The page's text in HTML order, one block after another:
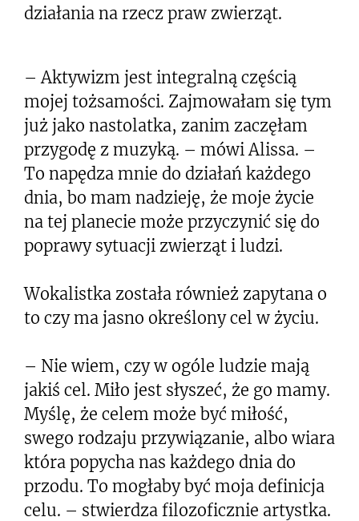
działania na rzecz praw zwierząt.
– Aktywizm jest integralną częścią
mojej tożsamości. Zajmowałam się tym
już jako nastolatka, zanim zaczęłam
przygodę z muzyką. – mówi Alissa. –
To napędza mnie do działań każdego
dnia, bo mam nadzieję, że moje życie
na tej planecie może przyczynić się do
poprawy sytuacji zwierząt i ludzi.
Wokalistka została również zapytana o
to czy ma jasno określony cel w życiu.
– Nie wiem, czy w ogóle ludzie mają
jakiś cel. Miło jest słyszeć, że go mamy.
Myślę, że celem może być miłość,
swego rodzaju przywiązanie, albo wiara
która popycha nas każdego dnia do
przodu. To mogłaby być moja definicja
celu. – stwierdza filozoficznie artystka.